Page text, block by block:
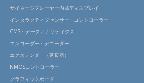
サイネージプレーヤー内蔵ディスプレイ
インタラクティブセンサー・コントローラー
CMS・データアナリティクス
エンコーダー・デコーダー
エクステンダー（延長器）
NMOSコントローラー
グラフィックボード